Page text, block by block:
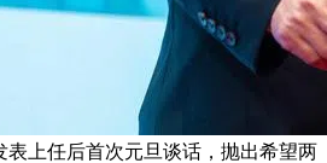
表上任后首次元旦谈话，抛出希望两